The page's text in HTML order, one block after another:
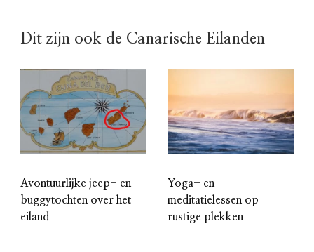
Dit zijn ook de Canarische Eilanden
Avontuurlijke jeep- en
buggytochten over het
eiland
Yoga- en
meditatielessen op
rustige plekken